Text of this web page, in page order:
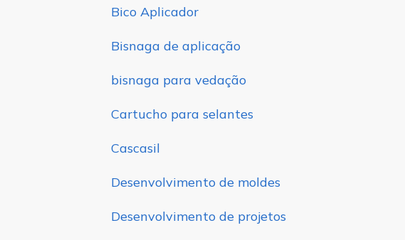
Bico Aplicador
Bisnaga de aplicação
bisnaga para vedação
Cartucho para selantes
Cascasil
Desenvolvimento de moldes
Desenvolvimento de projetos